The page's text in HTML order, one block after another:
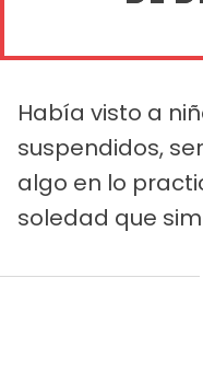
Había visto a
suspendidos,
algo en lo
soledad que